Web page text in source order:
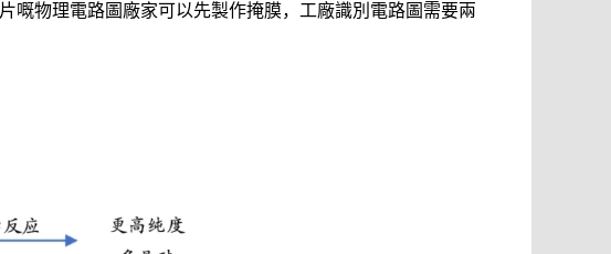
嘅物理電路圖廠家可以先製作掩膜，工廠識別電路圖需要兩